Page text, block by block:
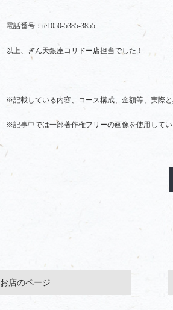
電話番号： tel:050-5385-3855
以上、ぎん天銀座コリドー店担当でした！
※記載している内容、コース構成、金額等、実際
※記事中では一部著作権フリーの画像を使用してい
お店のページ